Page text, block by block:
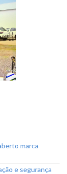
marca
e segurança